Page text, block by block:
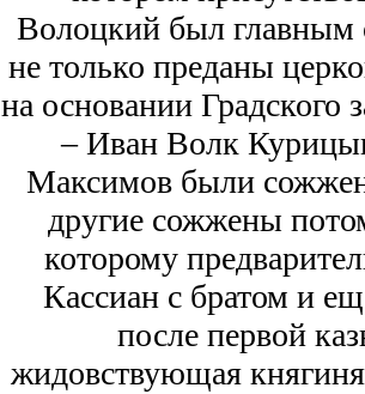
Волоцкий был главным
не только преданы
на основании
– Иван Волк
Максимов были
другие сожжены
которому
Кассиан с братом и
после первой
жидовствующая